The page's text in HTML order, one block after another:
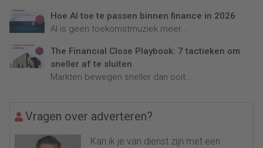
Hoe AI toe te passen binnen finance in 2026
AI is geen toekomstmuziek meer...
The Financial Close Playbook: 7 tactieken om
sneller af te sluiten
Markten bewegen sneller dan ooit....
Vragen over adverteren?
Kan ik je van dienst zijn met een